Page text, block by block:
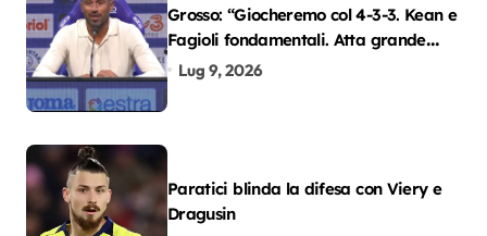
Grosso: “Giocheremo col 4-3-3. Kean e
Fagioli fondamentali. Atta grande
colpo”
Lug 9, 2026
Paratici blinda la difesa con Viery e
Dragusin